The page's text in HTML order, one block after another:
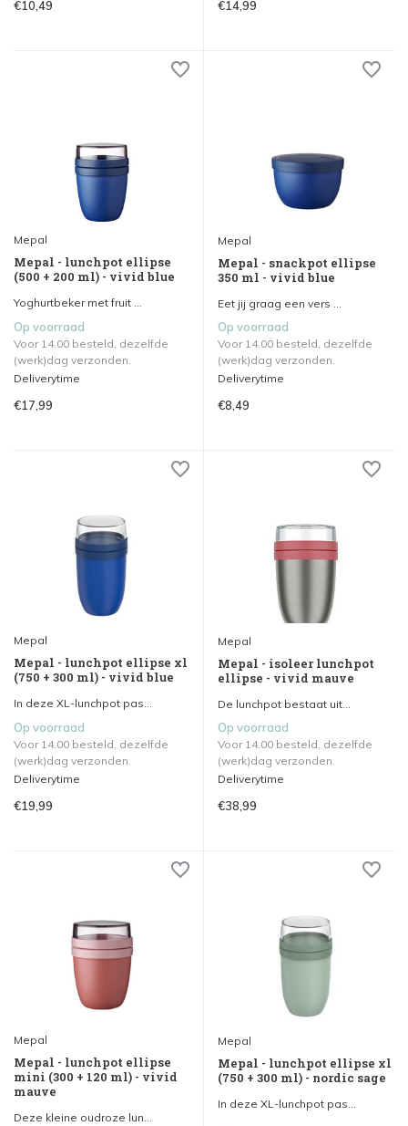
€10,49 €14,99
Mepal
Mepal - lunchpot ellipse
(500 + 200 ml) - vivid blue
Yoghurtbeker met fruit ...
Op voorraad
Voor 14.00 besteld, dezelfde
(werk)dag verzonden.
Deliverytime
€17,99
Mepal
Mepal - snackpot ellipse
350 ml - vivid blue
Eet jij graag een vers ...
Op voorraad
Voor 14.00 besteld, dezelfde
(werk)dag verzonden.
Deliverytime
€8,49
Mepal
Mepal - lunchpot ellipse xl
(750 + 300 ml) - vivid blue
In deze XL-lunchpot pas...
Op voorraad
Voor 14.00 besteld, dezelfde
(werk)dag verzonden.
Deliverytime
€19,99
Mepal
Mepal - isoleer lunchpot
ellipse - vivid mauve
De lunchpot bestaat uit...
Op voorraad
Voor 14.00 besteld, dezelfde
(werk)dag verzonden.
Deliverytime
€38,99
Mepal
Mepal - lunchpot ellipse
mini (300 + 120 ml) - vivid
mauve
Deze kleine oudroze lun...
Mepal
Mepal - lunchpot ellipse xl
(750 + 300 ml) - nordic sage
In deze XL-lunchpot pas...